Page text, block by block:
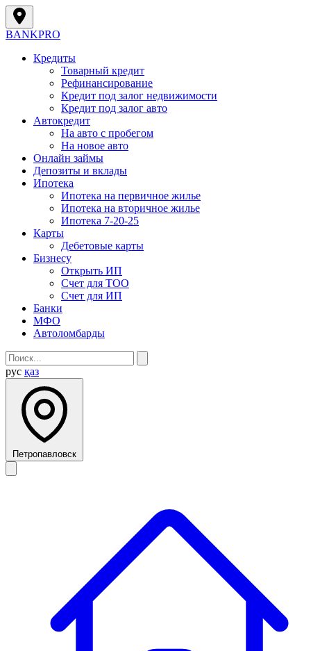
BANKPRO
Кредиты
Товарный кредит
Рефинансирование
Кредит под залог недвижимости
Кредит под залог авто
Автокредит
На авто с пробегом
На новое авто
Онлайн займы
Депозиты и вклады
Ипотека
Ипотека на первичное жилье
Ипотека на вторичное жилье
Ипотека 7-20-25
Карты
Дебетовые карты
Бизнесу
Открыть ИП
Cчет для ТОО
Счет для ИП
Банки
МФО
Автоломбарды
рус қаз
Петропавловск